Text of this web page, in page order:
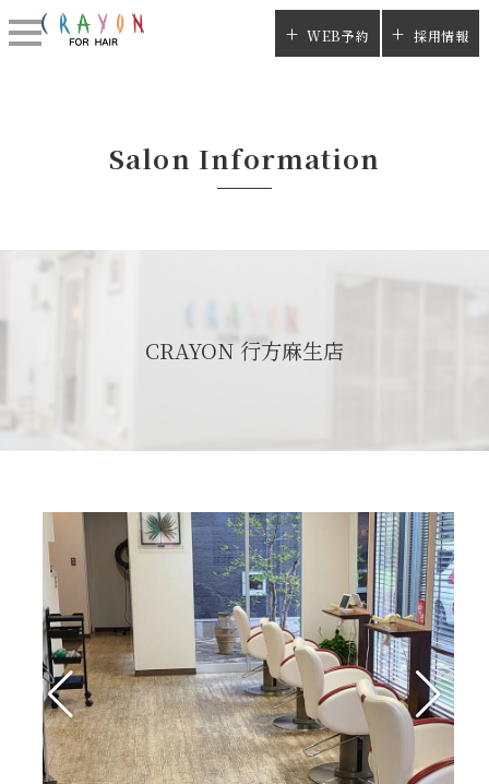
WEB予約 採用情報
Salon Information
CRAYON 行方麻生店